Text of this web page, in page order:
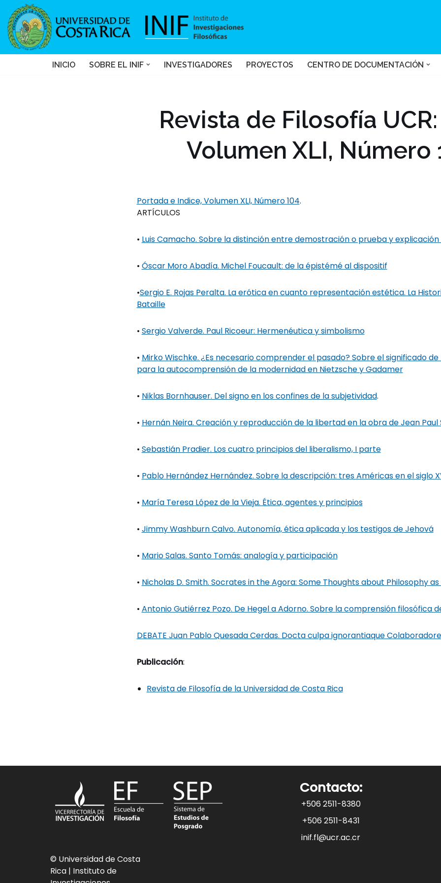
Saltar
al
contenido
INICIO SOBRE EL INIF INVESTIGADORES PROYECTOS CENTRO DE DOCUMENTACIÓN
Revista de Filosofía
Volumen XLI, Número
Portada e Indice, Volumen XLI, Número 104.
ARTÍCULOS
• Luis Camacho. Sobre la distinción entre demostración o prueba y explicación
• Óscar Moro Abadía. Michel Foucault: de la épistémé al dispositif
•Sergio E. Rojas Peralta. La erótica en cuanto representación estética. La
Bataille
• Sergio Valverde. Paul Ricoeur: Hermenéutica y simbolismo
• Mirko Wischke. ¿Es necesario comprender el pasado? Sobre el significado
para la autocomprensión de la modernidad en Nietzsche y Gadamer
• Niklas Bornhauser. Del signo en los confines de la subjetividad.
• Hernán Neira. Creación y reproducción de la libertad en la obra de Jean Paul
• Sebastián Pradier. Los cuatro principios del liberalismo, I parte
• Pablo Hernández Hernández. Sobre la descripción: tres Américas en el siglo
• María Teresa López de la Vieja. Ética, agentes y principios
• Jimmy Washburn Calvo. Autonomía, ética aplicada y los testigos de Jehová
• Mario Salas. Santo Tomás: analogía y participación
• Nicholas D. Smith. Socrates in the Agora: Some Thoughts about Philosophy as
• Antonio Gutiérrez Pozo. De Hegel a Adorno. Sobre la comprensión filosófica
DEBATE Juan Pablo Quesada Cerdas. Docta culpa ignorantiaque
Publicación:
Revista de Filosofía de la Universidad de Costa Rica
Contacto:
+506 2511-8380
+506 2511-8431
inif.fl@ucr.ac.cr
© Universidad de Costa
Rica | Instituto de